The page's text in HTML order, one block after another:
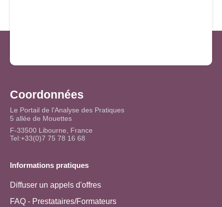
Coordonnées
Le Portail de l'Analyse des Pratiques
5 allée de Mouettes
F-33500 Libourne, France
Tel:+33(0)7 75 78 16 68
Informations pratiques
Diffuser un appels d'offres
FAQ - Prestataires/Formateurs